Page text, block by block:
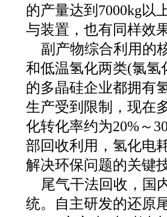
的产量达到7000kg以
与装置，也有同样效果
副产物综合利用的
和低温氢化两类(氯氢
的多晶硅企业都拥有
生产受到限制，现在
化转化率约为20%～
部回收利用，氢化电
解决环保问题的关键
尾气干法回收，国
统。自主研发的还原